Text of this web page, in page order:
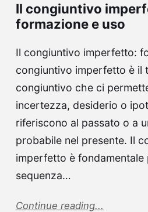
Il congiuntivo
formazione e uso
Il congiuntivo imperfetto:
congiuntivo imperfetto è il
congiuntivo che ci
incertezza, desiderio o
riferiscono al passato o a
probabile nel presente. Il
imperfetto è
sequenza…
Continue reading...